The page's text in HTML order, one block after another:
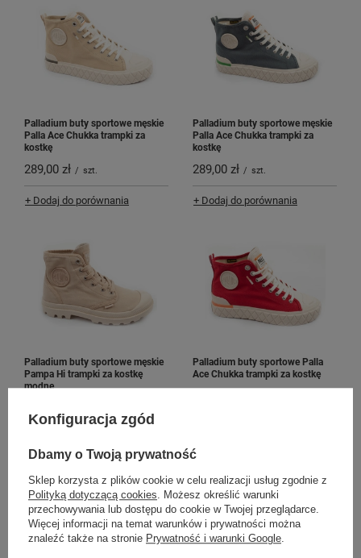
Palladium buty sportowe męskie
Palla Ace Chukka trampki za
kostkę
289,00 zł / szt.
+ Dodaj do porównania
Palladium buty sportowe męskie
Palla Ace Chukka trampki za
kostkę
289,00 zł / szt.
+ Dodaj do porównania
Palladium buty sportowe męskie
Pampa Hi trampki za kostkę
modne
Palladium buty sportowe Palla
Ace Chukka trampki za kostkę
Konfiguracja zgód
Dbamy o Twoją prywatność
Sklep korzysta z plików cookie w celu realizacji usług zgodnie z
Polityką dotyczącą cookies . Możesz określić warunki
przechowywania lub dostępu do cookie w Twojej przeglądarce.
Więcej informacji na temat warunków i prywatności można
znaleźć także na stronie Prywatność i warunki Google